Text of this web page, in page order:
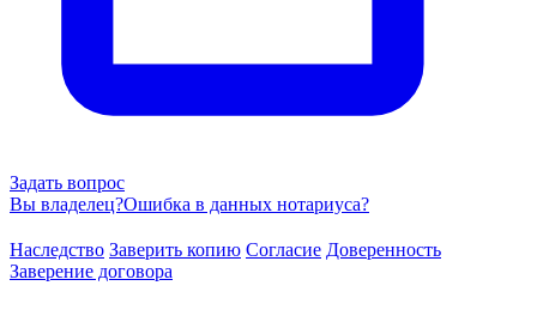
Задать вопрос
Вы владелец?Ошибка в данных нотариуса?
Наследство Заверить копию Согласие Доверенность
Заверение договора